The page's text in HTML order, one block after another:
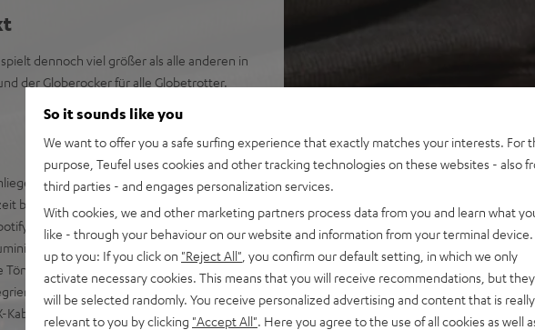
dennoch viel größer als alle anderen in
der Globerocker für alle Globetrotter.
Jeans
bei kurzer Ladedauer
6 Co. bis zu 5 m weit
fest verarbeitet
großer Hub für klare Pegel
Freisprechfunktion für Konferenzen
und Silikon-Pad als Unterlage
So it sounds like you
We want to offer you a safe surfing experience that exactly matches your interests. For
purpose, Teufel uses cookies and other tracking technologies on these websites - also
third parties - and engages personalization services.
With cookies, we and other marketing partners process data from you and learn what
like - through your behaviour on our website and information from your terminal device.
up to you: If you click on "Reject All" , you confirm our default setting, in which we only
activate necessary cookies. This means that you will receive recommendations, but they
will be selected randomly. You receive personalized advertising and content that is really
relevant to you by clicking "Accept All" . Here you agree to the use of all cookies as well